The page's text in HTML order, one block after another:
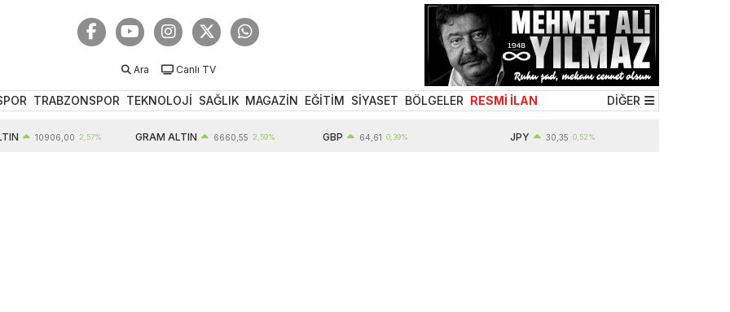
Ara Canlı TV
TRABZONSPOR TEKNOLOJİ SAĞLIK MAGAZİN EĞİTİM SİYASET BÖLGELER RESMİ İLAN DİĞER
10906,00 2,57% GRAM ALTIN 6660,55 2,59% 64,61 0,39% 30,35 0,52%